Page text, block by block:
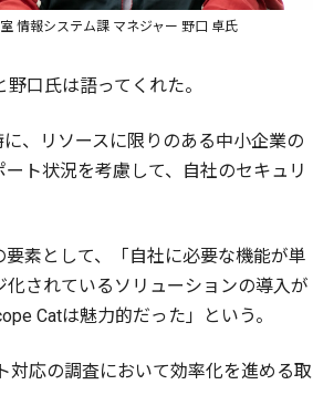
情報システム課 マネジャー 野口 卓氏
野口氏は語ってくれた。
に、リソースに限りのある中小企業の
ト状況を考慮して、自社のセキュリ
素として、「自社に必要な機能が単
されているソリューションの導入が
Catは魅力的だった」という。
対応の調査において効率化を進める取